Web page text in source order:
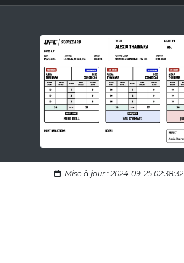
Mise à jour : 2024-09-25 02:38:32